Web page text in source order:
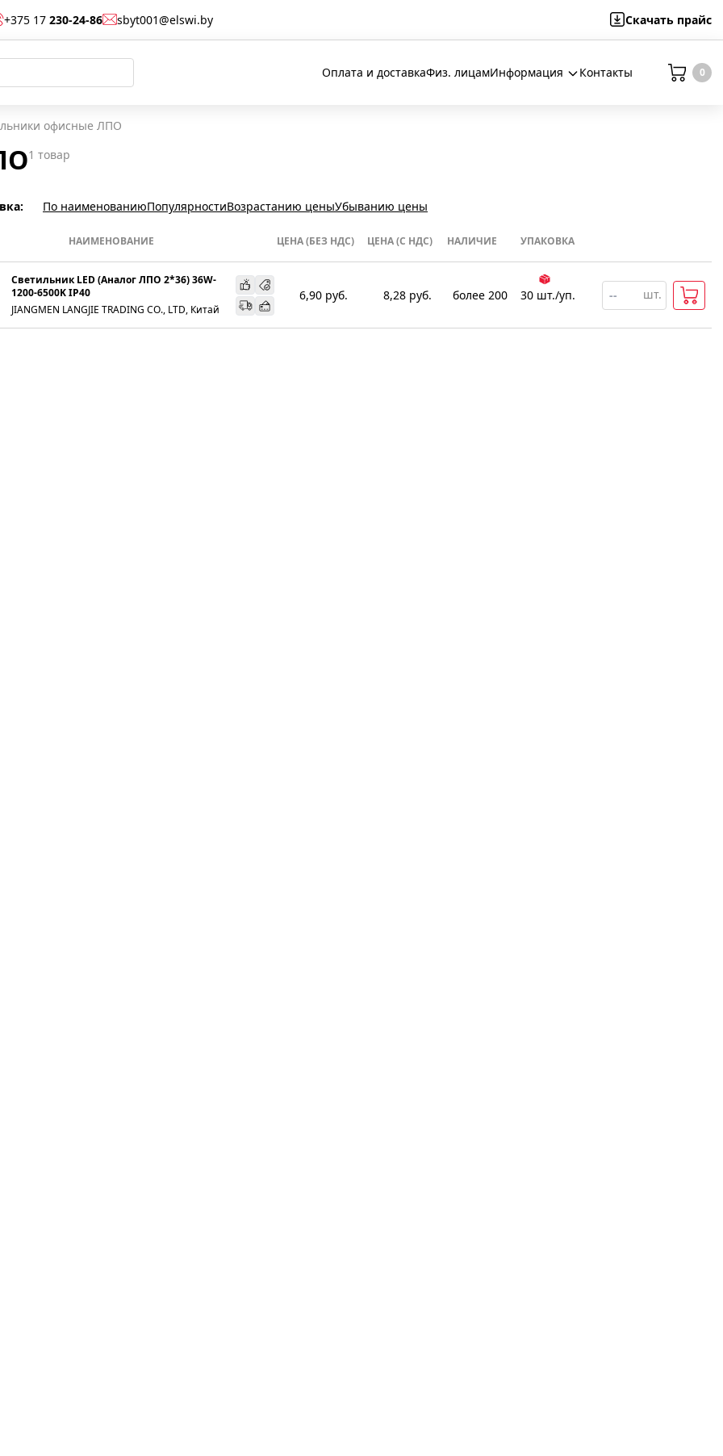
+375 17 230-24-86 sbyt001@elswi.by Скачать прайс
Оплата и доставкаФиз. лицамИнформация Контакты 0
офисные ЛПО
1 товар
По наименованиюПопулярностиВозрастанию ценыУбыванию цены
НАИМЕНОВАНИЕ ЦЕНА (БЕЗ НДС) ЦЕНА (С НДС) НАЛИЧИЕ УПАКОВКА
Светильник LED (Аналог ЛПО 2*36) 36W-
1200-6500K IP40
JIANGMEN LANGJIE TRADING CO., LTD, Китай
6,90 руб. 8,28 руб. более 200 30 шт./уп. шт.